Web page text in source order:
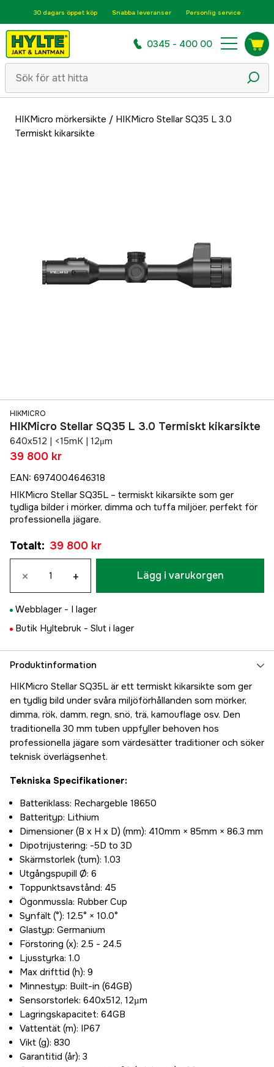
30 dagars öppet köp Snabba leveranser Personlig service
0345 - 400 00
HIKMicro mörkersikte / HIKMicro Stellar SQ35 L 3.0
Termiskt kikarsikte
HIKMICRO
HIKMicro Stellar SQ35 L 3.0 Termiskt kikarsikte
640x512 | <15mK | 12μm
39 800 kr
EAN: 6974004646318
HIKMicro Stellar SQ35L – termiskt kikarsikte som ger
tydliga bilder i mörker, dimma och tuffa miljöer, perfekt för
professionella jägare.
Totalt: 39 800 kr
× + Lägg i varukorgen
Webblager - I lager
Butik Hyltebruk - Slut i lager
Produktinformation
HIKMicro Stellar SQ35L är ett termiskt kikarsikte som ger
en tydlig bild under svåra miljöförhållanden som mörker,
dimma, rök, damm, regn, snö, trä, kamouflage osv. Den
traditionella 30 mm tuben uppfyller behoven hos
professionella jägare som värdesätter traditioner och söker
teknisk överlägsenhet.
Tekniska Specifikationer:
Batteriklass: Rechargeble 18650
Batterityp: Lithium
Dimensioner (B x H x D) (mm): 410mm × 85mm × 86.3 mm
Dipotrijustering: -5D to 3D
Skärmstorlek (tum): 1,03
Utgångspupill Ø: 6
Toppunktsavstånd: 45
Ögonmussla: Rubber Cup
Synfält (°): 12.5° × 10.0°
Glastyp: Germanium
Förstoring (x): 2.5 - 24.5
Ljusstyrka: 1.0
Max drifttid (h): 9
Minnestyp: Built-in (64GB)
Sensorstorlek: 640x512, 12µm
Lagringskapacitet: 64GB
Vattentät (m): IP67
Vikt (g): 830
Garantitid (år): 3